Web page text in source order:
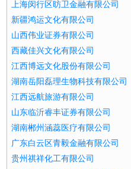
上海闵行区昉卫金融有限公司
新疆鸿运文化有限公司
山西伟业证券有限公司
西藏佳兴文化有限公司
江西博远文化股份有限公司
湖南岳阳磊理生物科技有限公司
江西远航旅游有限公司
山东临沂睿丰证券有限公司
湖南郴州涵蕊医疗有限公司
广东白云区青毅金融有限公司
贵州祺祥化工有限公司